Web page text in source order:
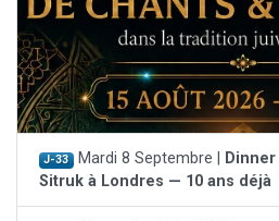
J-33 Mardi 8 Septembre |
Sitruk à Londres — 10 ans déjà